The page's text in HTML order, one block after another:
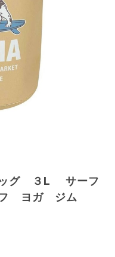
ッグ ３L サーフ
ヨガ ジム